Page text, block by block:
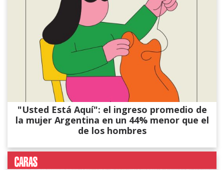
"Usted Está Aquí": el ingreso promedio de
la mujer Argentina en un 44% menor que el
de los hombres